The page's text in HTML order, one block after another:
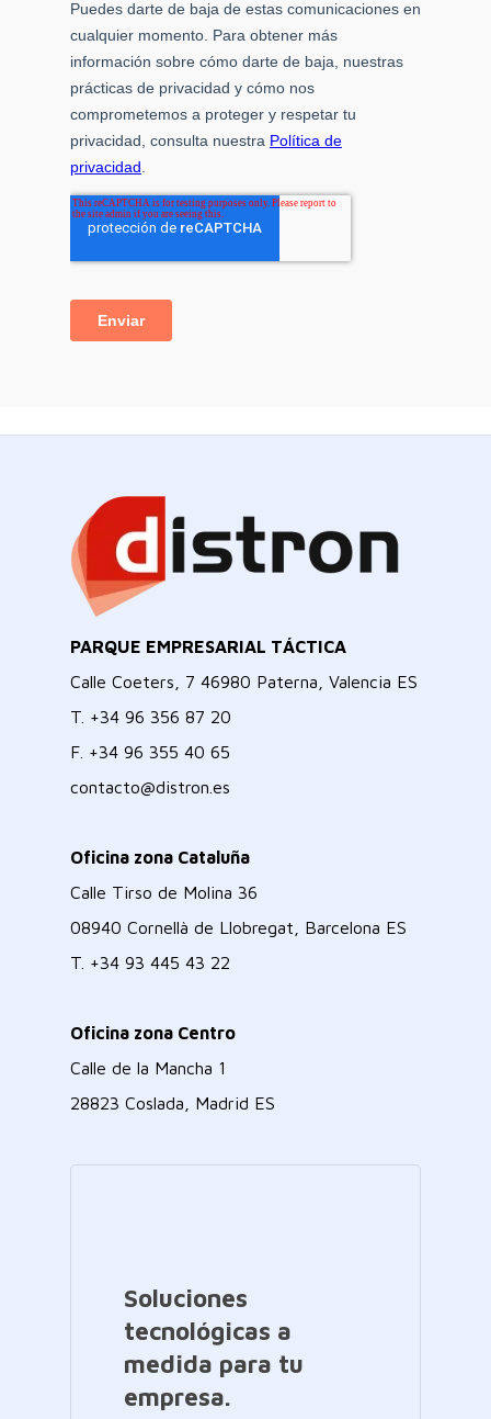
PARQUE EMPRESARIAL TÁCTICA
Calle Coeters, 7 46980 Paterna, Valencia ES
T. +34 96 356 87 20
F. +34 96 355 40 65
contacto@distron.es
Oficina zona Cataluña
Calle Tirso de Molina 36
08940 Cornellà de Llobregat, Barcelona ES
T. +34 93 445 43 22
Oficina zona Centro
Calle de la Mancha 1
28823 Coslada, Madrid ES
Soluciones
tecnológicas a
medida para tu
empresa.